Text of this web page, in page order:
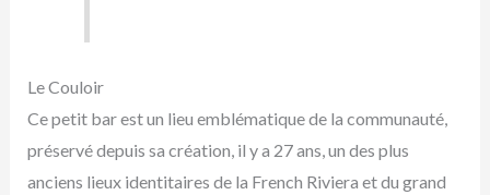
Le Couloir
Ce petit bar est un lieu emblématique de la communauté,
préservé depuis sa création, il y a 27 ans, un des plus
anciens lieux identitaires de la French Riviera et du grand